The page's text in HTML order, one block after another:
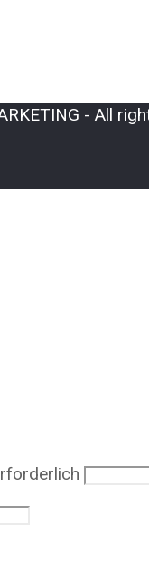
- All